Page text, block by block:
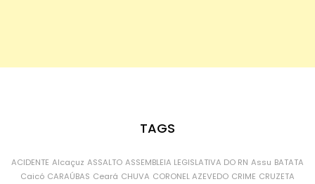
TAGS
ACIDENTE Alcaçuz ASSALTO ASSEMBLEIA LEGISLATIVA DO RN Assu BATATA
Caicó CARAÚBAS Ceará CHUVA CORONEL AZEVEDO CRIME CRUZETA